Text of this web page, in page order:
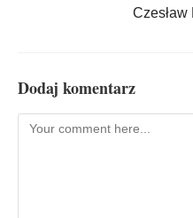
Dodaj komentarz